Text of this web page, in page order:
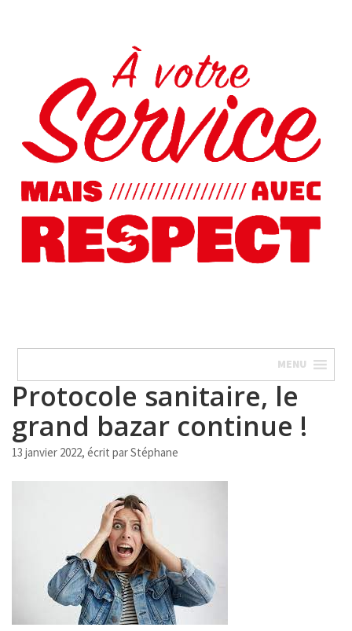
MENU
Protocole sanitaire, le
grand bazar continue !
13 janvier 2022, écrit parStéphane